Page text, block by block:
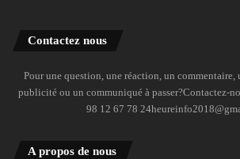
Contactez nous
Pour une question, une réaction, un
publicité ou un communiqué à passer?Contactez-
98 12 67 78
A propos de nous